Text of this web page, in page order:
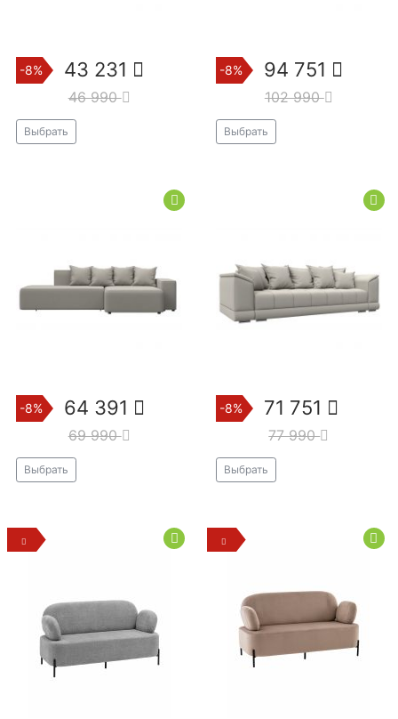
-8% 43 231
46 990
Выбрать
-8% 94 751
102 990
Выбрать
-8% 64 391
69 990
Выбрать
-8% 71 751
77 990
Выбрать